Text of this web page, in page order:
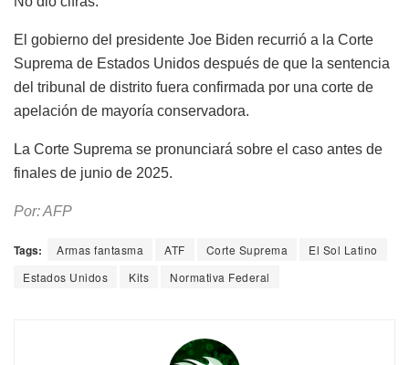
El gobierno del presidente Joe Biden recurrió a la Corte
Suprema de Estados Unidos después de que la sentencia
del tribunal de distrito fuera confirmada por una corte de
apelación de mayoría conservadora.
La Corte Suprema se pronunciará sobre el caso antes de
finales de junio de 2025.
Por: AFP
Tags: Armas fantasma ATF Corte Suprema
El Sol Latino
Estados Unidos
Kits Normativa Federal